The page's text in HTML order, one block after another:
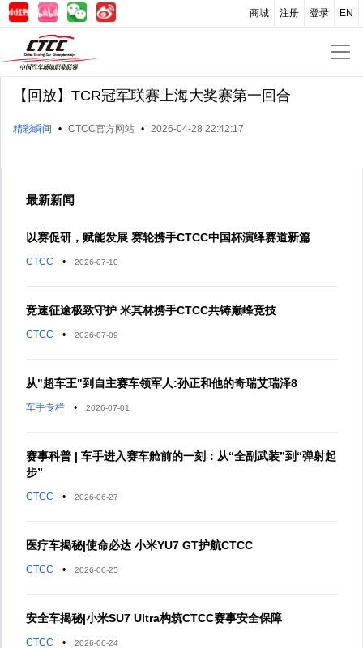
EN
登录
注册
商城
【回放】TCR冠军联赛上海大奖赛第一回合
精彩瞬间 • CTCC官方网站 • 2026-04-28 22:42:17
最新新闻
以赛促研，赋能发展 赛轮携手CTCC中国杯演绎赛道新篇
CTCC • 2026-07-10
竞速征途极致守护 米其林携手CTCC共铸巅峰竞技
CTCC • 2026-07-09
从"超车王"到自主赛车领军人:孙正和他的奇瑞艾瑞泽8
车手专栏 • 2026-07-01
赛事科普 | 车手进入赛车舱前的一刻：从“全副武装”到“弹射起
步”
CTCC • 2026-06-27
医疗车揭秘|使命必达 小米YU7 GT护航CTCC
CTCC • 2026-06-25
安全车揭秘|小米SU7 Ultra构筑CTCC赛事安全保障
CTCC • 2026-06-24